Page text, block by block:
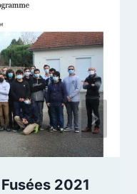
2021